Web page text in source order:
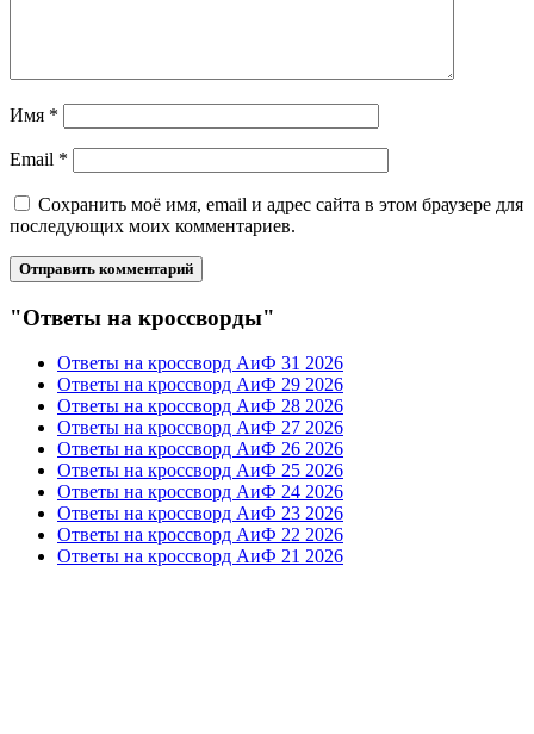
Имя *
Email *
Сохранить моё имя, email и адрес сайта в этом браузере для
последующих моих комментариев.
"Ответы на кроссворды"
Ответы на кроссворд АиФ 31 2026
Ответы на кроссворд АиФ 29 2026
Ответы на кроссворд АиФ 28 2026
Ответы на кроссворд АиФ 27 2026
Ответы на кроссворд АиФ 26 2026
Ответы на кроссворд АиФ 25 2026
Ответы на кроссворд АиФ 24 2026
Ответы на кроссворд АиФ 23 2026
Ответы на кроссворд АиФ 22 2026
Ответы на кроссворд АиФ 21 2026